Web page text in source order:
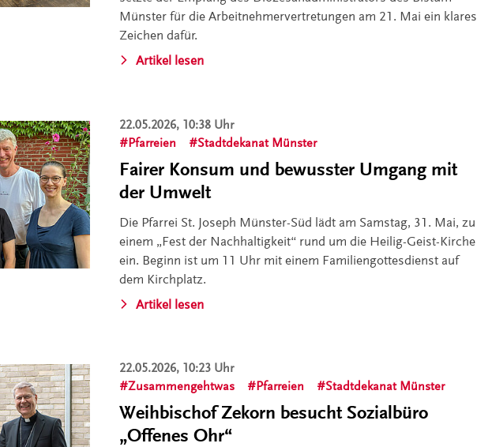
Münster für die Arbeitnehmervertretungen am 21. Mai ein klares
Zeichen dafür.
Artikel lesen
22.05.2026, 10:38 Uhr
Pfarreien
Stadtdekanat Münster
Fairer Konsum und bewusster Umgang mit
der Umwelt
Die Pfarrei St. Joseph Münster-Süd lädt am Samstag, 31. Mai, zu
einem „Fest der Nachhaltigkeit“ rund um die Heilig-Geist-Kirche
ein. Beginn ist um 11 Uhr mit einem Familiengottesdienst auf
dem Kirchplatz.
Artikel lesen
22.05.2026, 10:23 Uhr
Zusammengehtwas
Pfarreien Stadtdekanat Münster
Weihbischof Zekorn besucht Sozialbüro
„Offenes Ohr“